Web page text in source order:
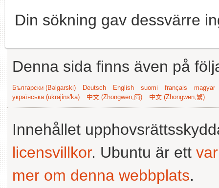
Din sökning gav dessvärre
Denna sida finns även på
Български (Bəlgarski) Deutsch English suomi français
magyar
українська (ukrajins'ka)
中文 (Zhongwen,简) 中文 (Zhongwen,繁)
Innehållet
licensvillkor. Ubuntu är ett
mer om denna webbplats.